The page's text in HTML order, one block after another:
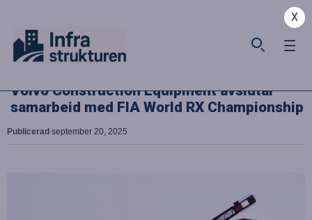
X
Volvo Construction Equipment avslutar
samarbeid med FIA World RX Championship
Publicerad september 20, 2025